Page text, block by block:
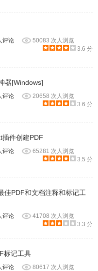
评论
50083 次人浏览
3.6 分
器[Windows]
评论
20658 次人浏览
3.6 分
插件创建PDF
评论
65281 次人浏览
3.5 分
佳PDF和文档注释和标记工
评论
41708 次人浏览
3.3 分
标记工具
评论
80617 次人浏览